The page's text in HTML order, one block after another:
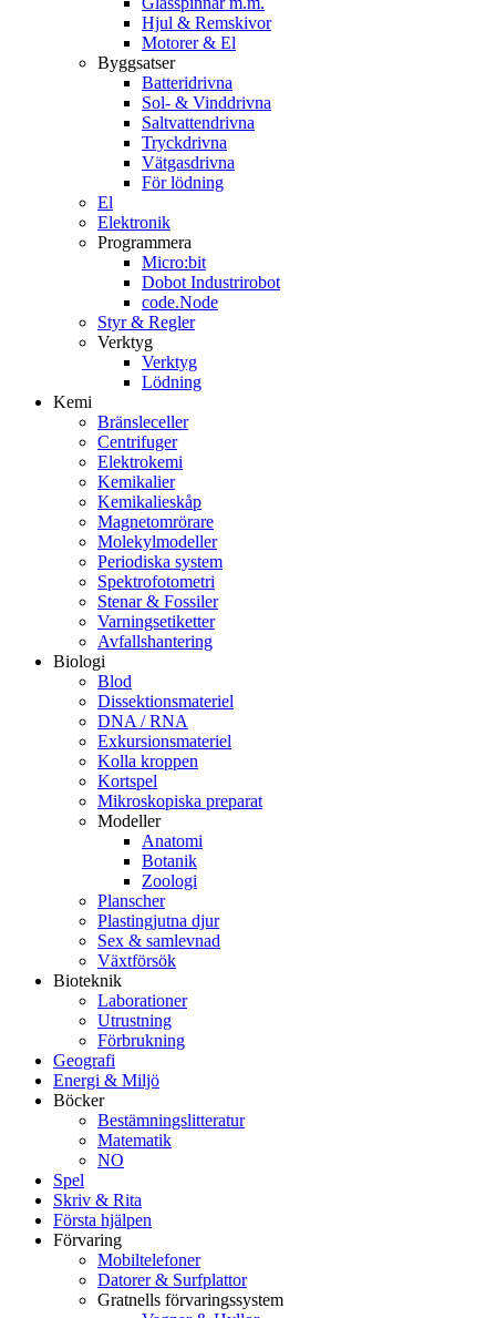
Hjul & Remskivor
Motorer & El
Byggsatser
Batteridrivna
Sol- & Vinddrivna
Saltvattendrivna
Tryckdrivna
Vätgasdrivna
För lödning
El
Elektronik
Programmera
Micro:bit
Dobot Industrirobot
code.Node
Styr & Regler
Verktyg
Verktyg
Lödning
Kemi
Bränsleceller
Centrifuger
Elektrokemi
Kemikalier
Kemikalieskåp
Magnetomrörare
Molekylmodeller
Periodiska system
Spektrofotometri
Stenar & Fossiler
Varningsetiketter
Avfallshantering
Biologi
Blod
Dissektionsmateriel
DNA / RNA
Exkursionsmateriel
Kolla kroppen
Kortspel
Mikroskopiska preparat
Modeller
Anatomi
Botanik
Zoologi
Planscher
Plastingjutna djur
Sex & samlevnad
Växtförsök
Bioteknik
Laborationer
Utrustning
Förbrukning
Geografi
Energi & Miljö
Böcker
Bestämningslitteratur
Matematik
NO
Spel
Skriv & Rita
Första hjälpen
Förvaring
Mobiltelefoner
Datorer & Surfplattor
Gratnells förvaringssystem